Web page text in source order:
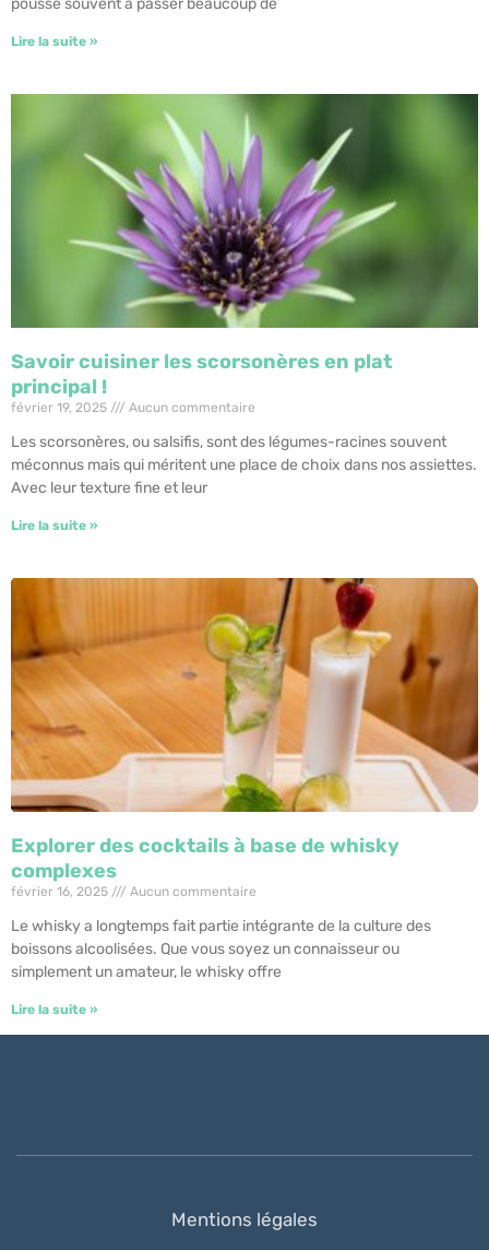
pousse souvent à passer beaucoup de
Lire la suite »
Savoir cuisiner les scorsonères en plat
principal !
février 19, 2025 Aucun commentaire
Les scorsonères, ou salsifis, sont des légumes-racines souvent
méconnus mais qui méritent une place de choix dans nos assiettes.
Avec leur texture fine et leur
Lire la suite »
Explorer des cocktails à base de whisky
complexes
février 16, 2025 Aucun commentaire
Le whisky a longtemps fait partie intégrante de la culture des
boissons alcoolisées. Que vous soyez un connaisseur ou
simplement un amateur, le whisky offre
Lire la suite »
Mentions légales